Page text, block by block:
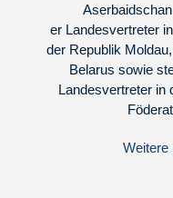
er Landesvertreter
der Republik
Belarus sowie
Landesvertreter in
Weitere